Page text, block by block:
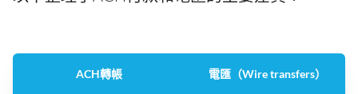
ACH轉帳 電匯（Wire transfers）